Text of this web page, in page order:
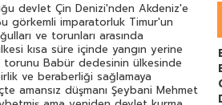
devlet Çin Denizi'nden Akdeniz'e
görkemli imparatorluk Timur'un
ve torunları arasında
kısa süre içinde yangın yerine
torunu Babür dedesinin ülkesinde
ve beraberliği sağlamaya
amansız düşmanı Şeybani Mehmet